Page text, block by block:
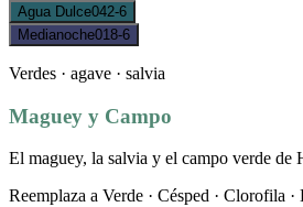
Agua Dulce042-6
Medianoche018-6
Verdes · agave · salvia
Maguey y Campo
El maguey, la salvia y el campo verde de
Reemplaza a Verde · Césped · Clorofila